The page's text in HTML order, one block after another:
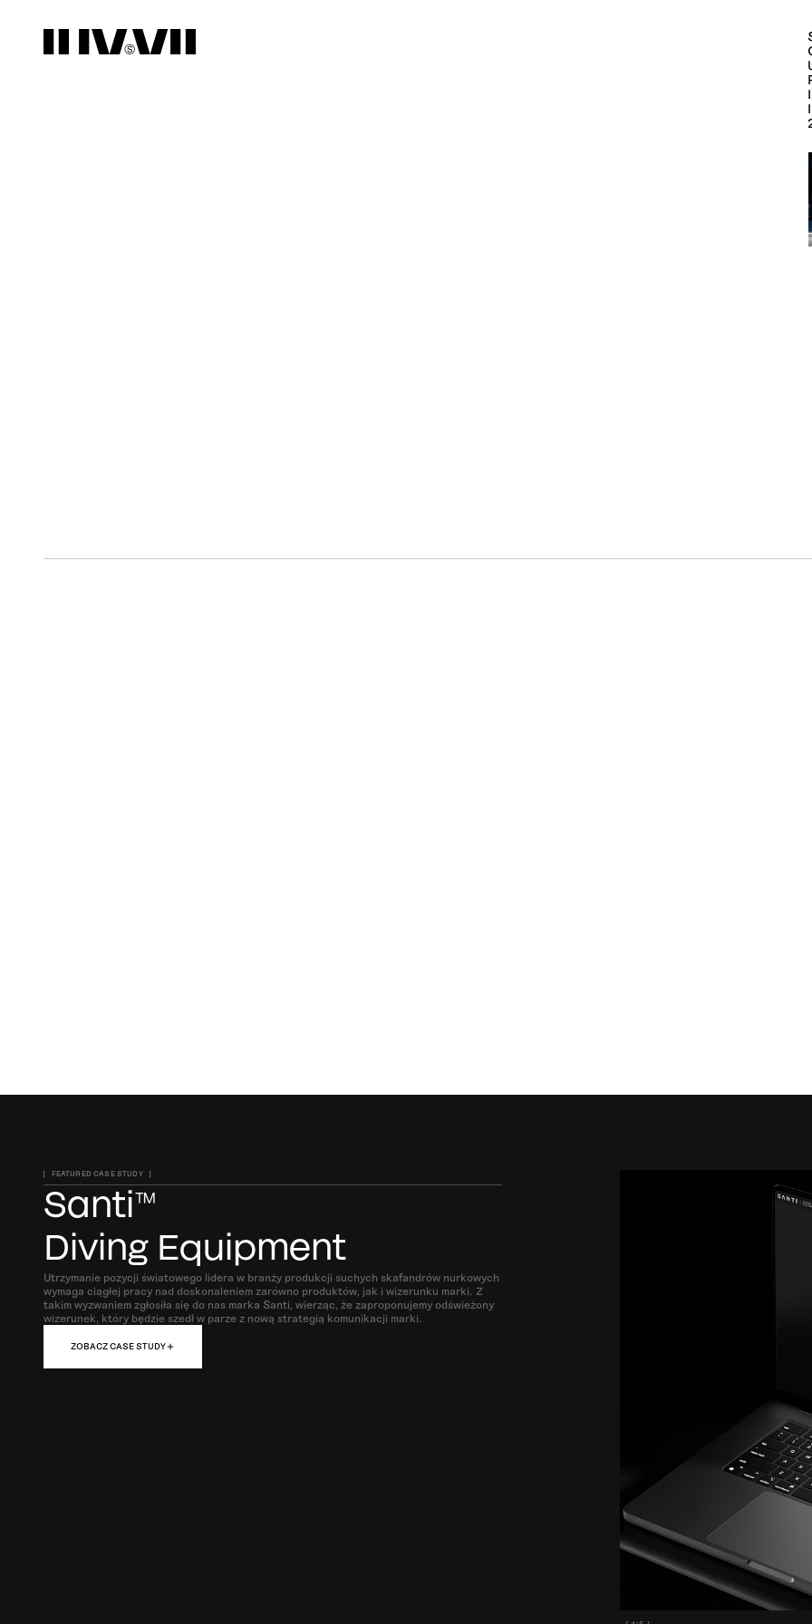
[ FEATURED CASE STUDY ]
Santi™
Diving Equipment
Utrzymanie pozycji światowego lidera w branży produkcji suchych skafandrów nurkowych
wymaga ciągłej pracy nad doskonaleniem zarówno produktów, jak i wizerunku marki. Z
takim wyzwaniem zgłosiła się do nas marka Santi, wierząc, że zaproponujemy odświeżony
wizerunek, który będzie szedł w parze z nową strategią komunikacji marki.
ZOBACZ CASE STUDY